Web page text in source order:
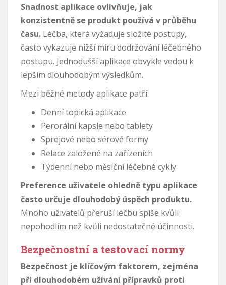
Snadnost aplikace ovlivňuje, jak
konzistentně se produkt používá v průběhu
času. Léčba, která vyžaduje složité postupy,
často vykazuje nižší míru dodržování léčebného
postupu. Jednodušší aplikace obvykle vedou k
lepším dlouhodobým výsledkům.
Mezi běžné metody aplikace patří:
Denní topická aplikace
Perorální kapsle nebo tablety
Sprejové nebo sérové ​​formy
Relace založené na zařízeních
Týdenní nebo měsíční léčebné cykly
Preference uživatele ohledně typu aplikace
často určuje dlouhodobý úspěch produktu.
Mnoho uživatelů přeruší léčbu spíše kvůli
nepohodlím než kvůli nedostatečné účinnosti.
Bezpečnostní a testovací normy
Bezpečnost je klíčovým faktorem, zejména
při dlouhodobém užívání přípravků proti